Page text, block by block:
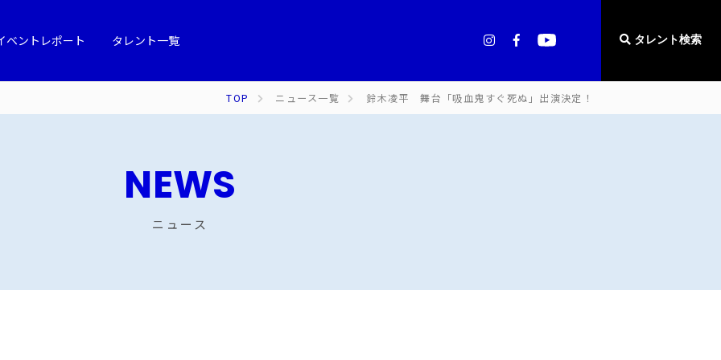
ベントレポート タレント一覧 タレント検索
TOP ニュース一覧 鈴木凌平 舞台「吸血鬼すぐ死ぬ」出演決定！
NEWS
ニュース